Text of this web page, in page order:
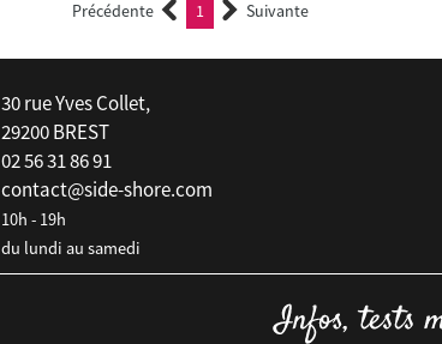
Précédente 1 (current)Suivante
30 rue Yves Collet,
29200 BREST
02 56 31 86 91
contact@side-shore.com
10h - 19h
du lundi au samedi